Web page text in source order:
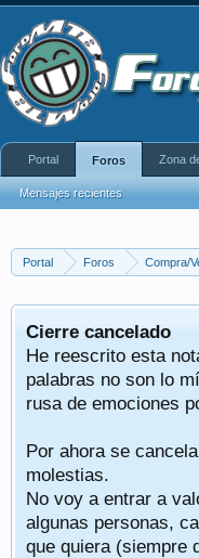
Portal Foros Compra/
Cierre cancelado
He reescrito esta
palabras no son lo
rusa de emociones
Por ahora se
molestias.
No voy a entrar a
algunas personas,
que quiera (siempre
Portal Foros
Mensajes recientes
Zona